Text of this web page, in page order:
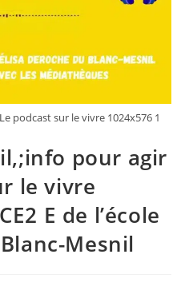
podcast sur le vivre 1024x576 1
pour agir
le vivre
E de l’école
Mesnil